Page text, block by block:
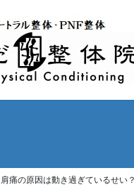
肩痛の原因は動き過ぎているせい？